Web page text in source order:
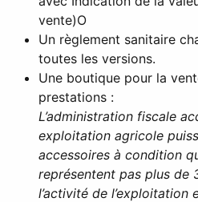
vente)O
Un règlement sanitaire
toutes les versions.
Une boutique pour la
prestations :
L’administration fiscale
exploitation agricole
accessoires à condition
représentent pas plus de
l’activité de l’exploitation